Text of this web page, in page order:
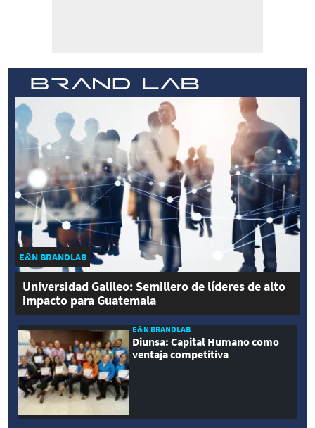
E&N BRANDLAB
Universidad Galileo: Semillero de líderes de alto
impacto para Guatemala
E&N BRANDLAB
Diunsa: Capital Humano como
ventaja competitiva